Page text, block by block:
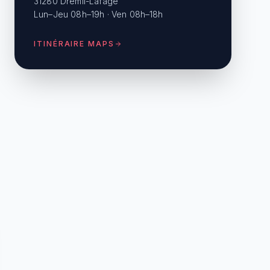
Lun–Jeu 08h–19h · Ven 08h–18h
ITINÉRAIRE MAPS